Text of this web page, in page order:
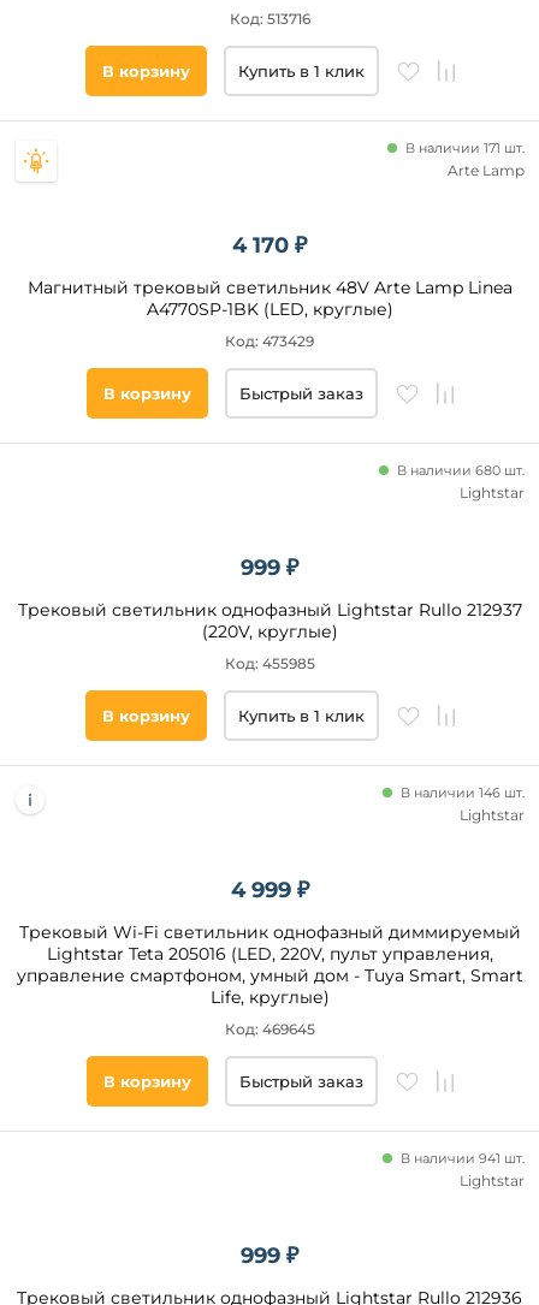
Код: 513716
В корзину Купить в 1 клик
4 170 ₽
Магнитный трековый светильник 48V Arte Lamp Linea
A4770SP-1BK (LED, круглые)
В наличии 171 шт.
Код: 473429
Arte Lamp
В корзину Быстрый заказ
999 ₽
Трековый светильник однофазный Lightstar Rullo 212937
(220V, круглые)
В наличии 680 шт.
Код: 455985
Lightstar
В корзину Купить в 1 клик
4 999 ₽
Трековый Wi-Fi светильник однофазный диммируемый
Lightstar Teta 205016 (LED, 220V, пульт управления,
управление смартфоном, умный дом - Tuya Smart, Smart
Life, круглые)
В наличии 146 шт.
Код: 469645
Lightstar
В корзину Быстрый заказ
999 ₽
Трековый светильник однофазный Lightstar Rullo 212936
В наличии 941 шт.
Lightstar